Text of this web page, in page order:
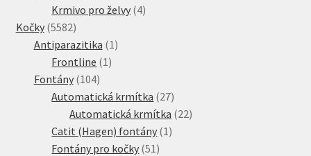
produkty
Krmivo pro želvy 44
Kočky 55825582
produktů
Antiparazitika 1 1
Frontline 1 1
Fontány 104104
produktů
Automatická krmítka 2727
produktů
Automatická krmítka 2222
Catit (Hagen) fontány 1 1
Fontány pro kočky 51 51